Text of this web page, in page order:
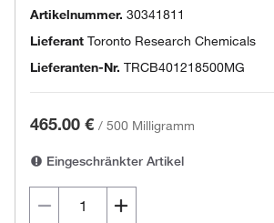
Artikelnummer. 30341811
Lieferant Toronto Research Chemicals
Lieferanten-Nr. TRCB401218500MG
465.00 € / 500 Milligramm
Eingeschränkter Artikel